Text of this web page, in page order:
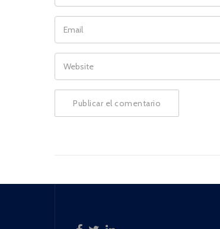
EMAIL
WEBSITE